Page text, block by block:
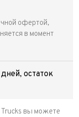
офертой,
в момент
остаток
вы можете